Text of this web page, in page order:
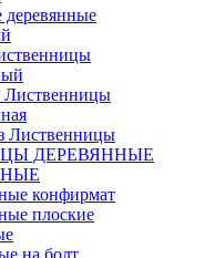
Лиственницы
Лиственницы
ДЕРЕВЯННЫЕ
конфирмат
плоские
на болт